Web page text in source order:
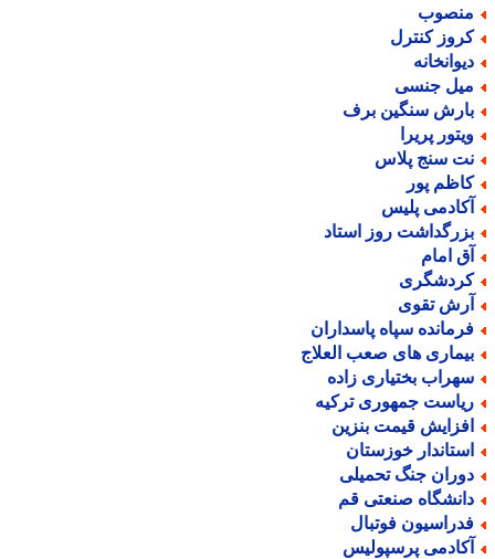
کنترل
جنسی
سنگین برف
پریرا
سنج پلاس
پور
پلیس
روز استاد
امام
تقوی
سپاه پاسداران
های صعب العلاج
بختیاری زاده
جمهوری ترکیه
قیمت بنزین
خوزستان
جنگ تحمیلی
صنعتی قم
فوتبال
پرسپولیس